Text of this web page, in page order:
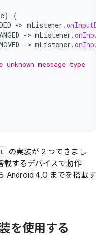
)
{
-> mListener .
-> mListener .
-> mListener .
unknown message type
の実装が 2 つできまし
載するデバイスで動作
Android 4.0 までを搭載す
を使用する